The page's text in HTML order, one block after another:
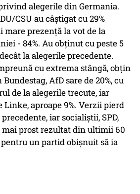
alegerile din Germania.
CSU au câștigat cu 29%
mare prezență la vot de la
- 84%. Au obținut cu peste 5
la alegerile precedente.
cu extrema stângă, obțin
AfD sare de 20%, cu
de la alegerile trecute, iar
Linke, aproape 9%. Verzii pierd
iar socialiștii, SPD,
mai prost rezultat din ultimii 60
un partid obișnuit să ia